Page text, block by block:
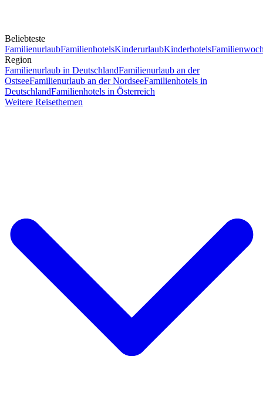
Beliebteste
FamilienurlaubFamilienhotelsKinderurlaubKinderhotels
Region
Familienurlaub in DeutschlandFamilienurlaub an der
OstseeFamilienurlaub an der NordseeFamilienhotels in
DeutschlandFamilienhotels in Österreich
Weitere Reisethemen